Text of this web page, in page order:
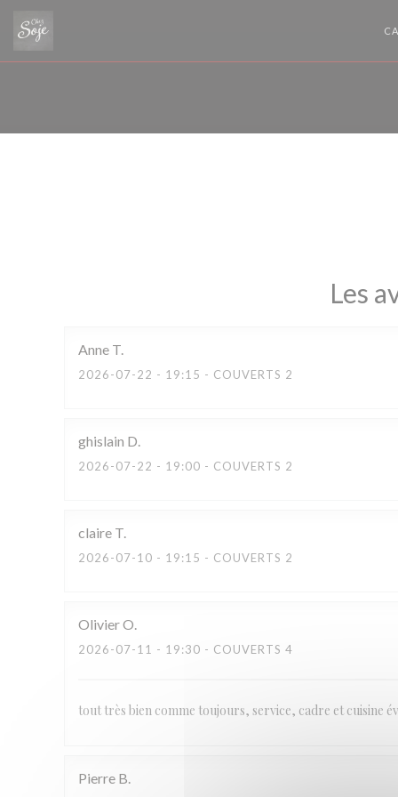
Les
Anne T
2026-07-22 - 19:15 - COUVERTS 2
ghislain D
2026-07-22 - 19:00 - COUVERTS 2
claire T
2026-07-10 - 19:15 - COUVERTS 2
OlivierO
2026-07-11 - 19:30 - COUVERTS 4
tout très bien comme toujours, service, cadre et cuisine
Pierre B